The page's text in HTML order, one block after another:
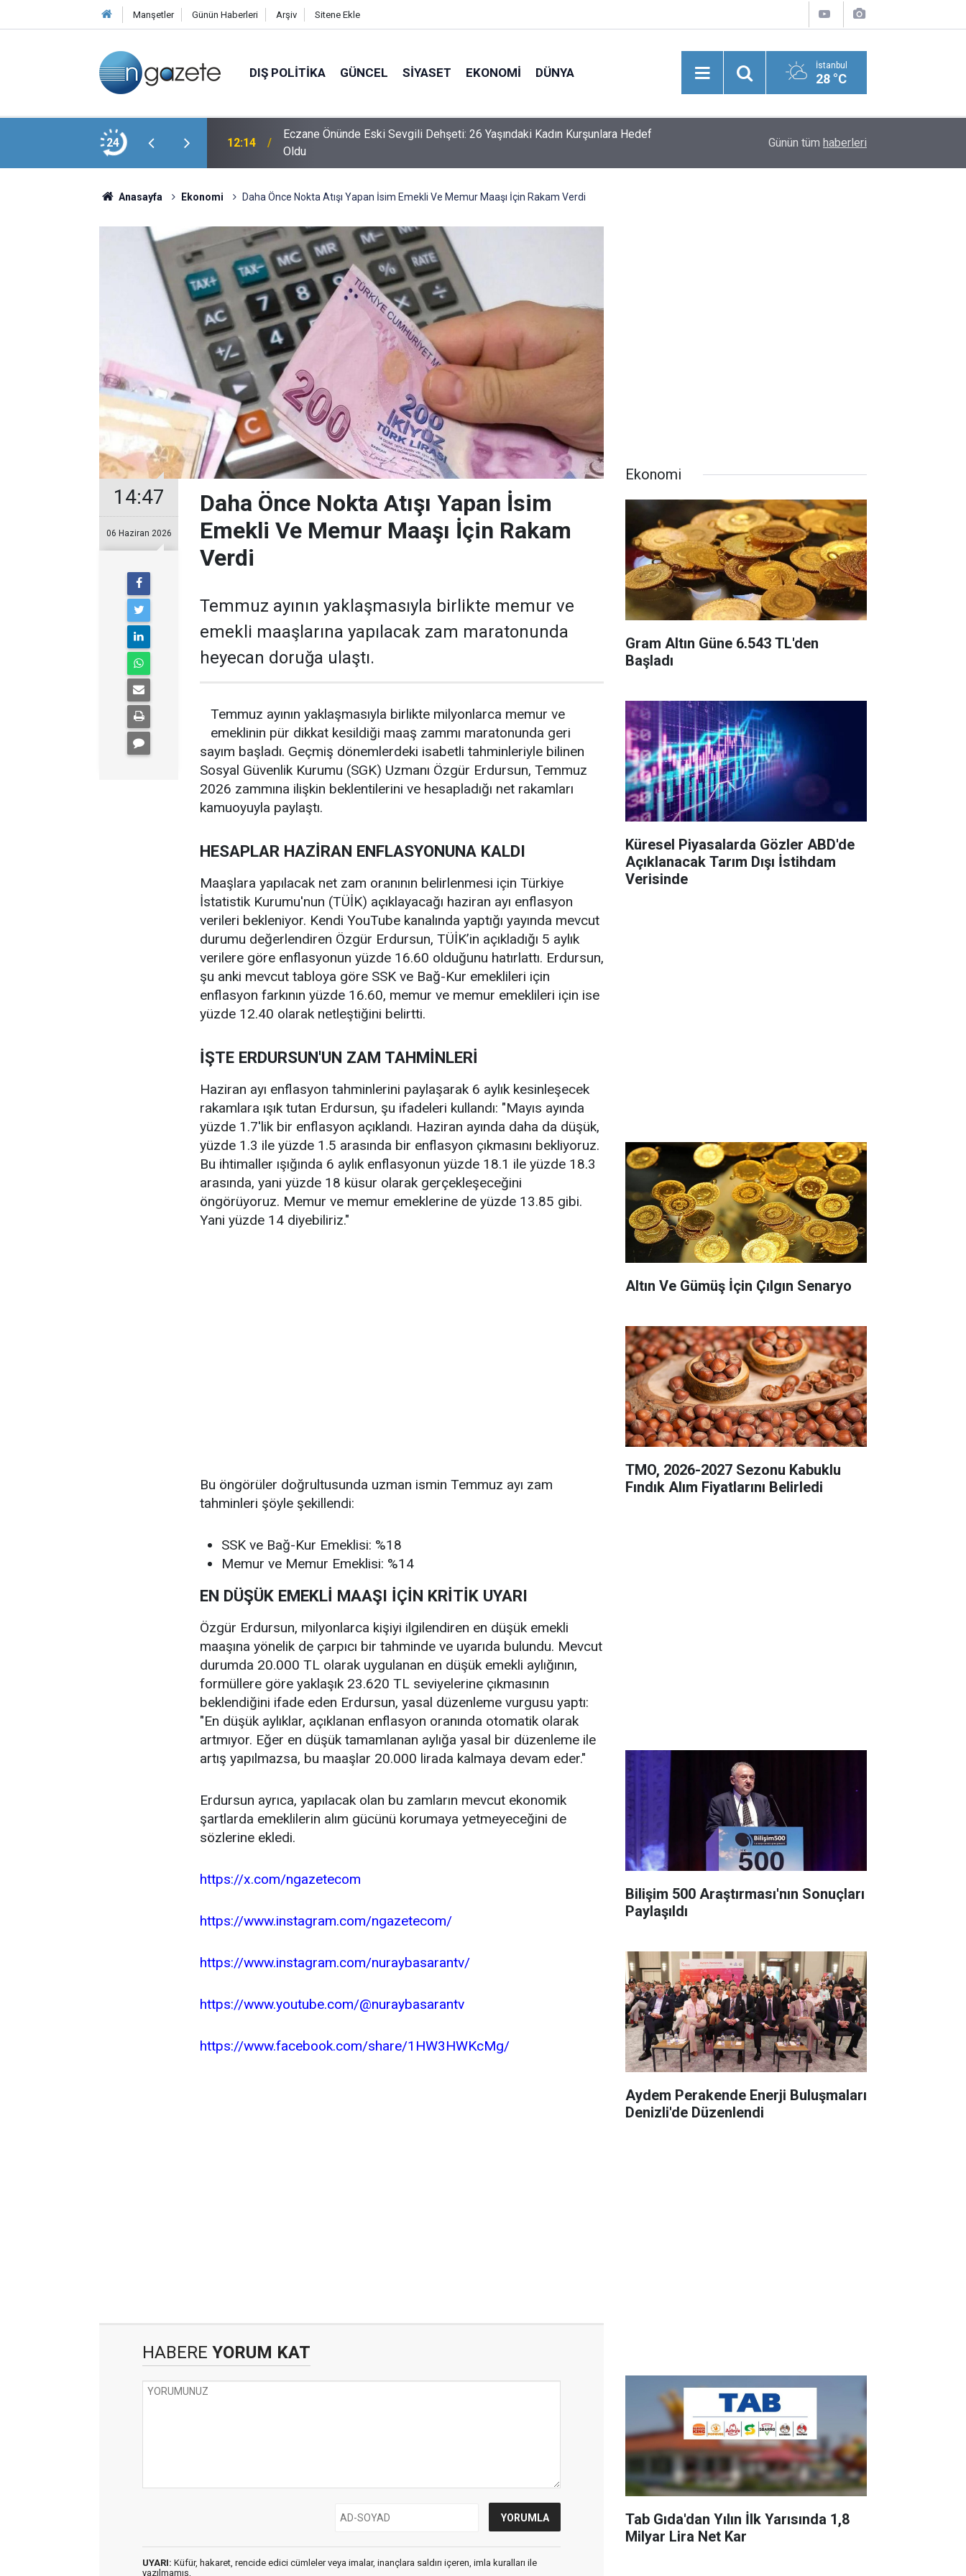
Manşetler Günün Haberleri Arşiv Sitene Ekle
DIŞ POLITIKA GÜNCEL SIYASET EKONOMI DÜNYA İstanbul
28 °C
24
Burkay Karatepe Silahların Gömdüğü Yeri
12:14
Eczane Önünde Eski Sevgili Dehşeti: 26 Yaşındaki Kadın Kurşunlara Hedef
Oldu
Damadı Gözaltında
Günün tüm haberleri
Anasayfa Ekonomi Daha Önce Nokta Atışı Yapan İsim Emekli Ve Memur Maaşı İçin Rakam Verdi
14:47
06 Haziran 2026
Daha Önce Nokta Atışı Yapan İsim
Emekli Ve Memur Maaşı İçin Rakam
Verdi
Temmuz ayının yaklaşmasıyla birlikte memur ve
emekli maaşlarına yapılacak zam maratonunda
heyecan doruğa ulaştı.
Temmuz ayının yaklaşmasıyla birlikte milyonlarca memur ve
emeklinin pür dikkat kesildiği maaş zammı maratonunda geri
sayım başladı. Geçmiş dönemlerdeki isabetli tahminleriyle bilinen
Sosyal Güvenlik Kurumu (SGK) Uzmanı Özgür Erdursun, Temmuz
2026 zammına ilişkin beklentilerini ve hesapladığı net rakamları
kamuoyuyla paylaştı.
HESAPLAR HAZİRAN ENFLASYONUNA KALDI
Maaşlara yapılacak net zam oranının belirlenmesi için Türkiye
İstatistik Kurumu'nun (TÜİK) açıklayacağı haziran ayı enflasyon
verileri bekleniyor. Kendi YouTube kanalında yaptığı yayında mevcut
durumu değerlendiren Özgür Erdursun, TÜİK’in açıkladığı 5 aylık
verilere göre enflasyonun yüzde 16.60 olduğunu hatırlattı. Erdursun,
şu anki mevcut tabloya göre SSK ve Bağ-Kur emeklileri için
enflasyon farkının yüzde 16.60, memur ve memur emeklileri için ise
yüzde 12.40 olarak netleştiğini belirtti.
İŞTE ERDURSUN'UN ZAM TAHMİNLERİ
Haziran ayı enflasyon tahminlerini paylaşarak 6 aylık kesinleşecek
rakamlara ışık tutan Erdursun, şu ifadeleri kullandı: "Mayıs ayında
yüzde 1.7'lik bir enflasyon açıklandı. Haziran ayında daha da düşük,
yüzde 1.3 ile yüzde 1.5 arasında bir enflasyon çıkmasını bekliyoruz.
Bu ihtimaller ışığında 6 aylık enflasyonun yüzde 18.1 ile yüzde 18.3
arasında, yani yüzde 18 küsur olarak gerçekleşeceğini
öngörüyoruz. Memur ve memur emeklerine de yüzde 13.85 gibi.
Yani yüzde 14 diyebiliriz."
Bu öngörüler doğrultusunda uzman ismin Temmuz ayı zam
tahminleri şöyle şekillendi:
SSK ve Bağ-Kur Emeklisi: %18
Memur ve Memur Emeklisi: %14
EN DÜŞÜK EMEKLİ MAAŞI İÇİN KRİTİK UYARI
Özgür Erdursun, milyonlarca kişiyi ilgilendiren en düşük emekli
maaşına yönelik de çarpıcı bir tahminde ve uyarıda bulundu. Mevcut
durumda 20.000 TL olarak uygulanan en düşük emekli aylığının,
formüllere göre yaklaşık 23.620 TL seviyelerine çıkmasının
beklendiğini ifade eden Erdursun, yasal düzenleme vurgusu yaptı:
"En düşük aylıklar, açıklanan enflasyon oranında otomatik olarak
artmıyor. Eğer en düşük tamamlanan aylığa yasal bir düzenleme ile
artış yapılmazsa, bu maaşlar 20.000 lirada kalmaya devam eder."
Erdursun ayrıca, yapılacak olan bu zamların mevcut ekonomik
şartlarda emeklilerin alım gücünü korumaya yetmeyeceğini de
sözlerine ekledi.
https://x.com/ngazetecom
https://www.instagram.com/ngazetecom/
https://www.instagram.com/nuraybasarantv/
https://www.youtube.com/@nuraybasarantv
https://www.facebook.com/share/1HW3HWKcMg/
HABERE YORUM KAT
UYARI: Küfür, hakaret, rencide edici cümleler veya imalar, inançlara saldırı içeren, imla kuralları ile
yazılmamış,
Ekonomi
Gram Altın Güne 6.543 TL'den
Başladı
Küresel Piyasalarda Gözler ABD'de
Açıklanacak Tarım Dışı İstihdam
Verisinde
Altın Ve Gümüş İçin Çılgın Senaryo
TMO, 2026-2027 Sezonu Kabuklu
Fındık Alım Fiyatlarını Belirledi
Bilişim 500 Araştırması'nın Sonuçları
Paylaşıldı
Aydem Perakende Enerji Buluşmaları
Denizli'de Düzenlendi
Tab Gıda'dan Yılın İlk Yarısında 1,8
Milyar Lira Net Kar